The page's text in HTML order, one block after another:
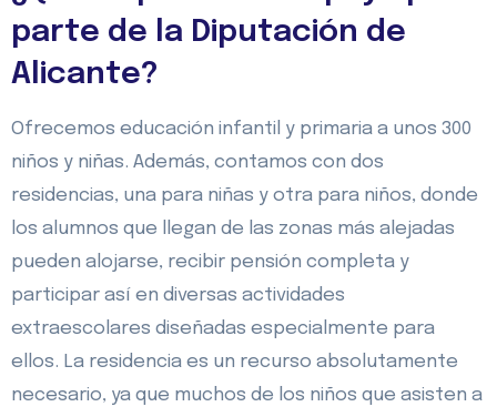
parte de la Diputación de
Alicante?
Ofrecemos educación infantil y primaria a unos 300
niños y niñas. Además, contamos con dos
residencias, una para niñas y otra para niños, donde
los alumnos que llegan de las zonas más alejadas
pueden alojarse, recibir pensión completa y
participar así en diversas actividades
extraescolares diseñadas especialmente para
ellos. La residencia es un recurso absolutamente
necesario, ya que muchos de los niños que asisten a